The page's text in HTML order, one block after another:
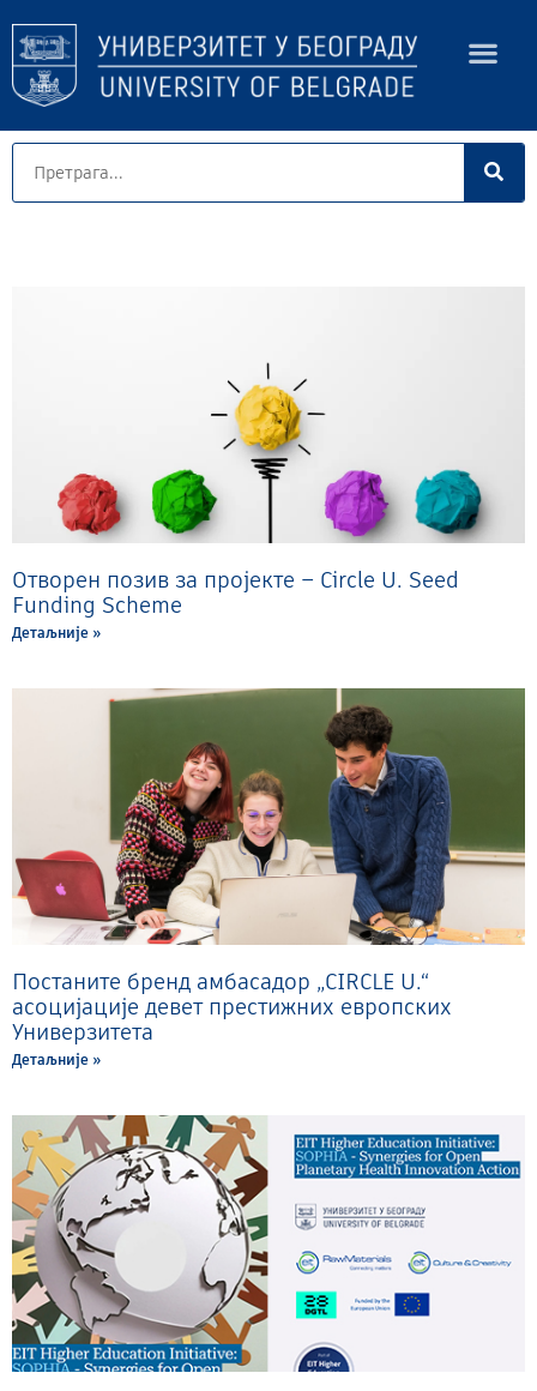
Отворен позив за пројекте – Circle U. Seed
Funding Scheme
Детаљније »
Постаните бренд амбасадор „CIRCLE U.“
асоцијације девет престижних европских
Универзитета
Детаљније »